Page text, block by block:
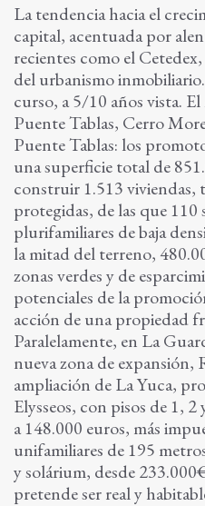
La tendencia hacia el
capital, acentuada por
recientes como el
del urbanismo
curso, a 5/10 años vista.
Puente Tablas, Cerro
Puente Tablas: los
una superficie total de
construir 1.513 viviendas,
protegidas, de las que
plurifamiliares de baja
la mitad del terreno,
zonas verdes y de
potenciales de la
acción de una propiedad
Paralelamente, en La
nueva zona de
ampliación de La Yuca,
Elysseos, con pisos de 1,
a 148.000 euros, más
unifamiliares de 195
y solárium, desde
pretende ser real y